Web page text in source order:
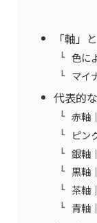
「軸」
色に
マイ
代表的
赤軸
ピン
銀軸
黒軸
茶軸
青軸